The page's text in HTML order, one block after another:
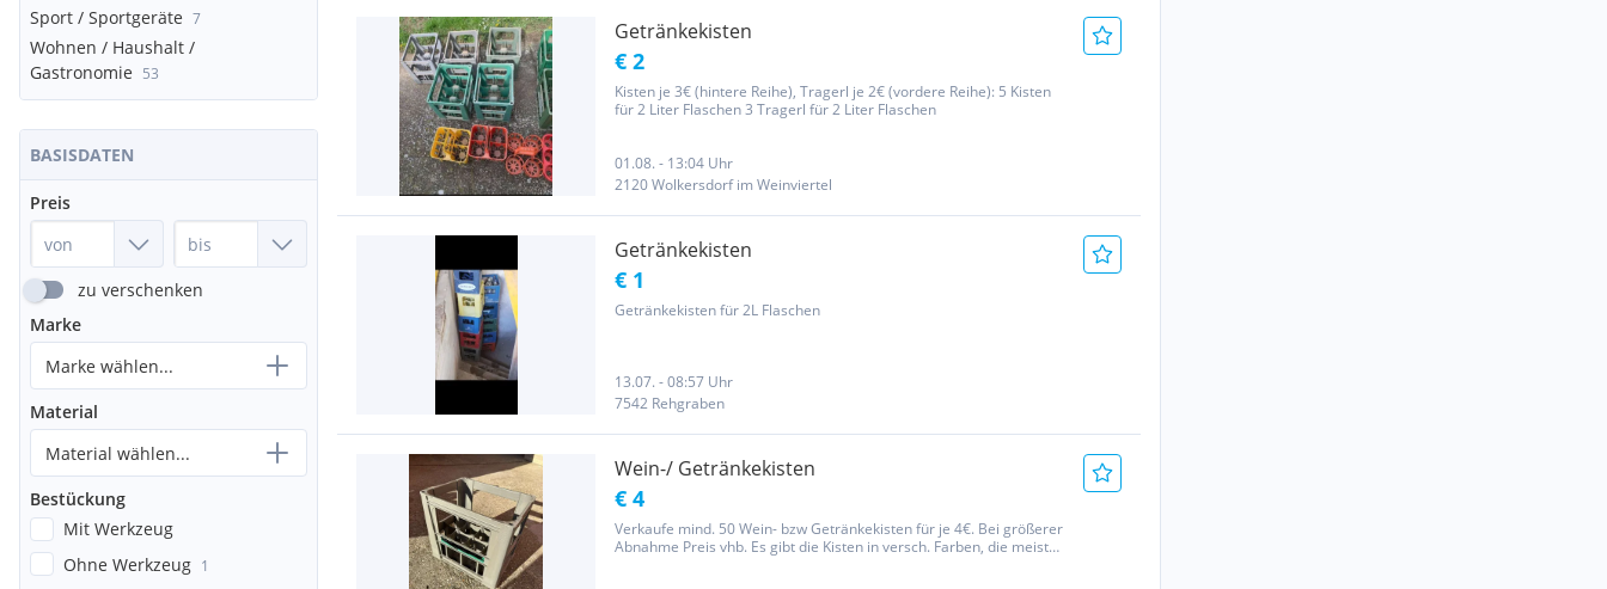
Sport / Sportgeräte 7
Wohnen / Haushalt /
Gastronomie 53
BASISDATEN
Preis
zu verschenken
Marke
Marke wählen...
Material
Material wählen...
Bestückung
Mit Werkzeug
Ohne Werkzeug 1
Getränkekisten
€ 2
Kisten je 3€ (hintere Reihe), Tragerl je 2€ (vordere Reihe): 5 Kisten
für 2 Liter Flaschen 3 Tragerl für 2 Liter Flaschen
01.08. - 13:04 Uhr
2120 Wolkersdorf im Weinviertel
Getränkekisten
€ 1
Getränkekisten für 2L Flaschen
13.07. - 08:57 Uhr
7542 Rehgraben
Wein-/ Getränkekisten
€ 4
Verkaufe mind. 50 Wein- bzw Getränkekisten für je 4€. Bei größerer
Abnahme Preis vhb. Es gibt die Kisten in versch. Farben, die meisten